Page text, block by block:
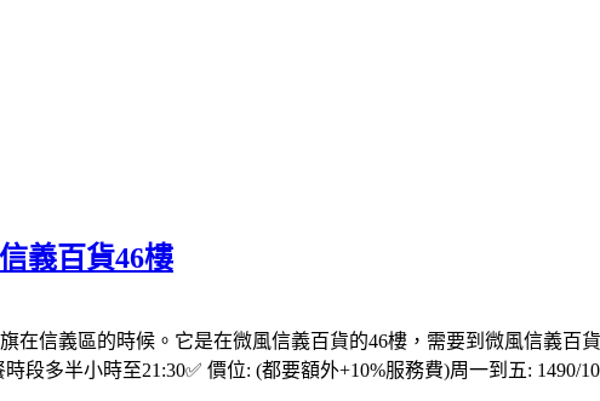
義百貨46樓
在信義區的時候。它是在微風信義百貨的46樓，需要到微風信義百
段多半小時至21:30✅ 價位: (都要額外+10%服務費)周一到五: 1490/